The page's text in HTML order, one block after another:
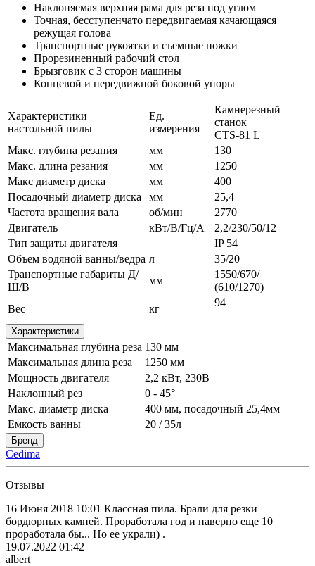
Наклоняемая верхняя рама для реза под углом
Точная, бесступенчато передвигаемая качающаяся
режущая голова
Транспортные рукоятки и съемные ножки
Прорезиненный рабочий стол
Брызговик с 3 сторон машины
Концевой и передвижной боковой упоры
Характеристики
настольной пилы
Ед.
измерения
Камнерезный
станок
CTS-81 L
Макс. глубина резания
мм
130
Макс. длина резания
мм
1250
Макс диаметр диска
мм
400
Посадочный диаметр диска
мм
25,4
Частота вращения вала
об/мин
2770
Двигатель
кВт/В/Гц/A
2,2/230/50/12
Тип защиты двигателя
IP 54
Объем водяной ванны/ведра л
35/20
Транспортные габариты Д/
Ш/В
мм
1550/670/
(610/1270)
Вес
кг
94
Характеристики
Максимальная глубина реза 130 мм
Максимальная длина реза
1250 мм
Мощность двигателя
2,2 кВт, 230В
Наклонный рез
0 - 45°
Макс. диаметр диска
400 мм, посадочный 25,4мм
Емкость ванны
20 / 35л
Бренд
Cedima
Отзывы
16 Июня 2018 10:01 Классная пила. Брали для резки
бордюрных камней. Проработала год и наверно еще 10
проработала бы... Но ее украли) .
19.07.2022 01:42
albert